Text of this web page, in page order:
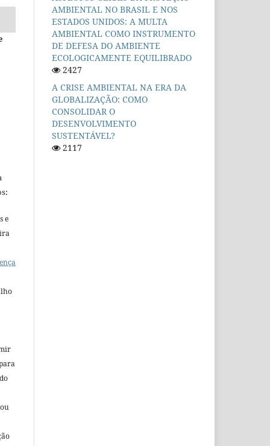
e
AMBIENTAL NO BRASIL E NOS
ESTADOS UNIDOS: A MULTA
AMBIENTAL COMO INSTRUMENTO
DE DEFESA DO AMBIENTE
ECOLOGICAMENTE EQUILIBRADO
2427
A CRISE AMBIENTAL NA ERA DA
GLOBALIZAÇÃO: COMO
CONSOLIDAR O
DESENVOLVIMENTO
SUSTENTÁVEL?
2117